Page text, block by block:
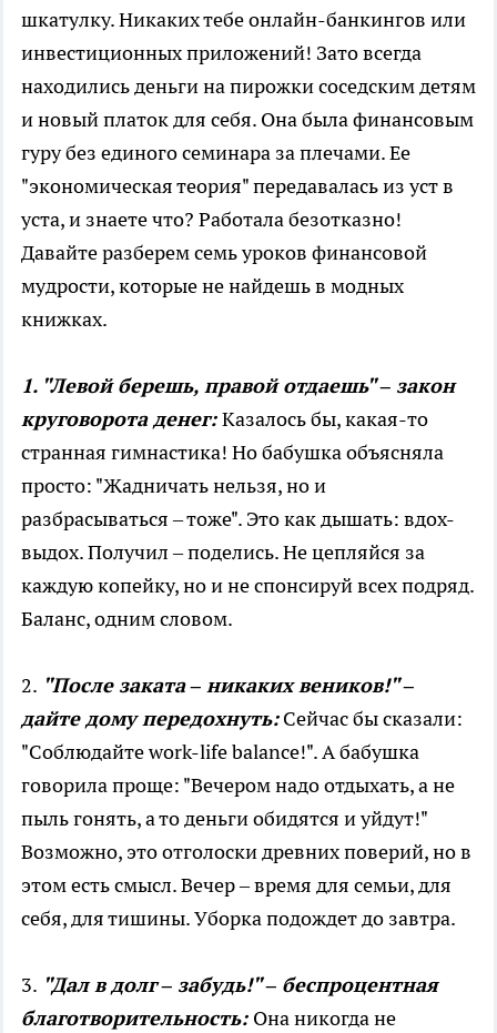
шкатулку. Никаких тебе онлайн-банкингов или
инвестиционных приложений! Зато всегда
находились деньги на пирожки соседским детям
и новый платок для себя. Она была финансовым
гуру без единого семинара за плечами. Ее
"экономическая теория" передавалась из уст в
уста, и знаете что? Работала безотказно!
Давайте разберем семь уроков финансовой
мудрости, которые не найдешь в модных
книжках.
1. "Левой берешь, правой отдаешь" – закон
круговорота денег:Казалось бы, какая-то
странная гимнастика! Но бабушка объясняла
просто: "Жадничать нельзя, но и
разбрасываться – тоже". Это как дышать: вдох-
выдох. Получил – поделись. Не цепляйся за
каждую копейку, но и не спонсируй всех подряд.
Баланс, одним словом.
2. "После заката – никаких веников!" –
дайте дому передохнуть:Сейчас бы сказали:
"Соблюдайте work-life balance!". А бабушка
говорила проще: "Вечером надо отдыхать, а не
пыль гонять, а то деньги обидятся и уйдут!"
Возможно, это отголоски древних поверий, но в
этом есть смысл. Вечер – время для семьи, для
себя, для тишины. Уборка подождет до завтра.
3. "Дал в долг – забудь!" – беспроцентная
благотворительность: Она никогда не